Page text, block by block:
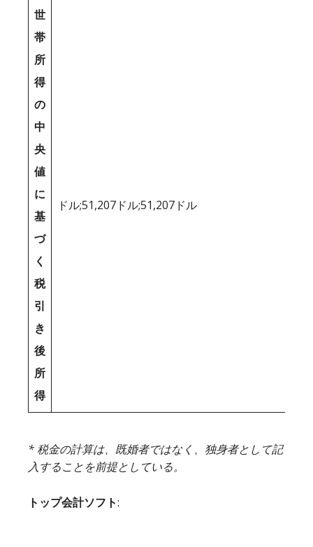
世
帯
所
得
の
中
央
値
に
基
づ
く
税
引
き
後
所
得
ドル;51,207ドル;51,207ドル
* 税金の計算は、既婚者ではなく、独身者として記
入することを前提としている。
トップ会計ソフト: